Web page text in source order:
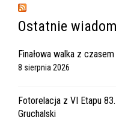
Ostatnie
Finałowa walka z
8 sierpnia 2026
Fotorelacja z VI Etapu
Gruchalski